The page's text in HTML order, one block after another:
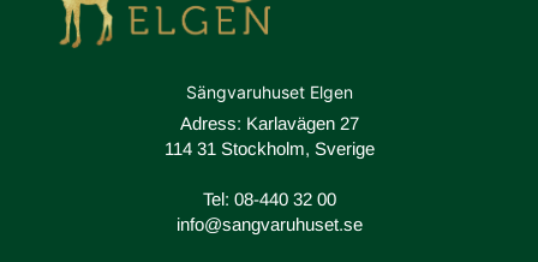
Sängvaruhuset Elgen
Adress: Karlavägen 27
114 31 Stockholm, Sverige
Tel: 08-440 32 00
info@sangvaruhuset.se